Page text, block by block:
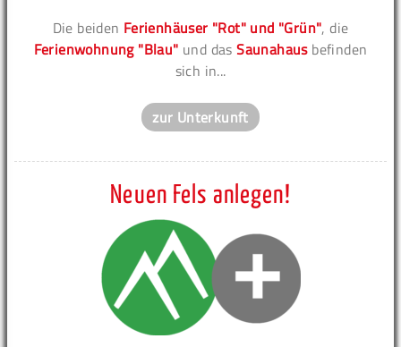
Die beiden Ferienhäuser "Rot" und "Grün", die
Ferienwohnung "Blau" und dasSaunahausbefinden
sich in...
zur Unterkunft
Neuen Fels anlegen!